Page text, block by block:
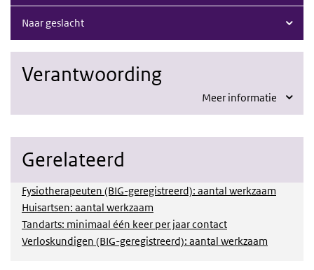
Naar geslacht
Verantwoording
Meer informatie
Gerelateerd
Fysiotherapeuten (BIG-geregistreerd): aantal werkzaam
Huisartsen: aantal werkzaam
Tandarts: minimaal één keer per jaar contact
Verloskundigen (BIG-geregistreerd): aantal werkzaam